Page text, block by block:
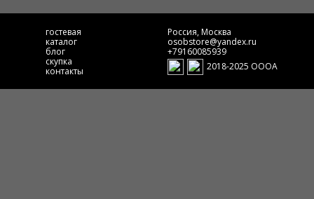
гостевая
каталог
блог
скупка
контакты
Россия, Москва
osobstore@yandex.ru
+79160085939
2018-2025 ОООА